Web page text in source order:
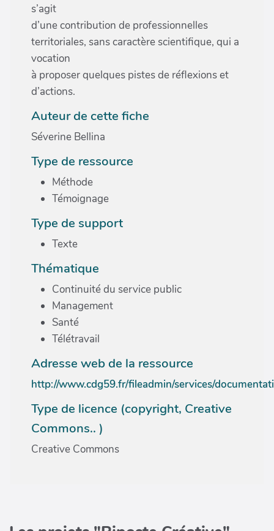
s’agit
d’une contribution de professionnelles
territoriales, sans caractère scientifique, qui a
vocation
à proposer quelques pistes de réflexions et
d’actions.
Auteur de cette fiche
Séverine Bellina
Type de ressource
Méthode
Témoignage
Type de support
Texte
Thématique
Continuité du service public
Management
Santé
Télétravail
Adresse web de la ressource
http://www.cdg59.fr/fileadmin/services/
Type de licence (copyright, Creative
Commons.. )
Creative Commons